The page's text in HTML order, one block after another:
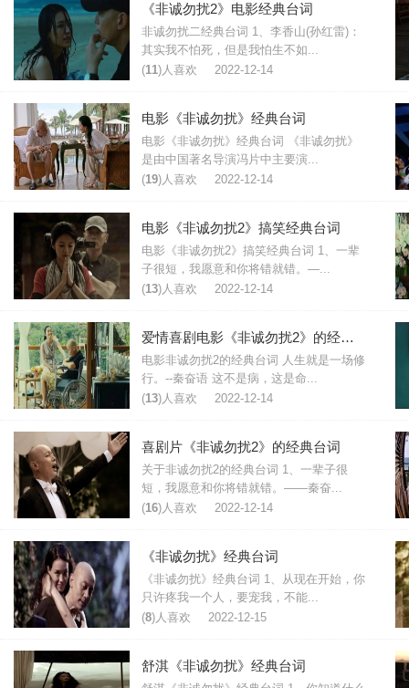
《非诚勿扰2》电影经典台词
非诚勿扰二经典台词 1、李香山(孙红雷)：
其实我不怕死，但是我怕生不如...
(11)人喜欢 2022-12-14
电影《非诚勿扰》经典台词
电影《非诚勿扰》经典台词 《非诚勿扰》
是由中国著名导演冯片中主要演...
(19)人喜欢 2022-12-14
电影《非诚勿扰2》搞笑经典台词
电影《非诚勿扰2》搞笑经典台词 1、一辈
子很短，我愿意和你将错就错。—...
(13)人喜欢 2022-12-14
爱情喜剧电影《非诚勿扰2》的经典台词
电影非诚勿扰2的经典台词 人生就是一场修
行。--秦奋语 这不是病，这是命...
(13)人喜欢 2022-12-14
喜剧片《非诚勿扰2》的经典台词
关于非诚勿扰2的经典台词 1、一辈子很
短，我愿意和你将错就错。——秦奋...
(16)人喜欢 2022-12-14
《非诚勿扰》经典台词
《非诚勿扰》经典台词 1、从现在开始，你
只许疼我一个人，要宠我，不能...
(8)人喜欢 2022-12-15
舒淇《非诚勿扰》经典台词